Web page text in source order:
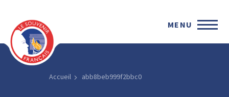
MENU
Accueil abb8beb999f2bbc0